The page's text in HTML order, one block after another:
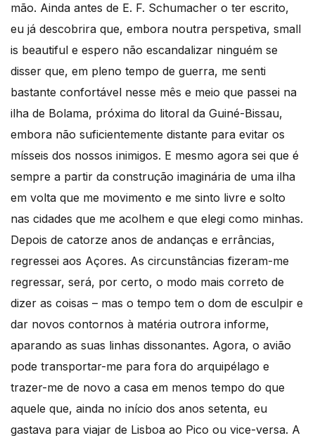
mão. Ainda antes de E. F. Schumacher o ter escrito,
eu já descobrira que, embora noutra perspetiva, small
is beautiful e espero não escandalizar ninguém se
disser que, em pleno tempo de guerra, me senti
bastante confortável nesse mês e meio que passei na
ilha de Bolama, próxima do litoral da Guiné-Bissau,
embora não suficientemente distante para evitar os
mísseis dos nossos inimigos. E mesmo agora sei que é
sempre a partir da construção imaginária de uma ilha
em volta que me movimento e me sinto livre e solto
nas cidades que me acolhem e que elegi como minhas.
Depois de catorze anos de andanças e errâncias,
regressei aos Açores. As circunstâncias fizeram-me
regressar, será, por certo, o modo mais correto de
dizer as coisas – mas o tempo tem o dom de esculpir e
dar novos contornos à matéria outrora informe,
aparando as suas linhas dissonantes. Agora, o avião
pode transportar-me para fora do arquipélago e
trazer-me de novo a casa em menos tempo do que
aquele que, ainda no início dos anos setenta, eu
gastava para viajar de Lisboa ao Pico ou vice-versa. A